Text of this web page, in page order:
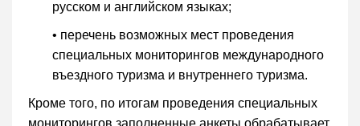
русском и английском языках;
• перечень возможных мест проведения
специальных мониторингов международного
въездного туризма и внутреннего туризма.
Кроме того, по итогам проведения специальных